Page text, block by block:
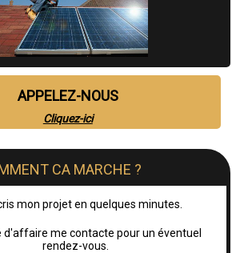
APPELEZ-NOUS
Cliquez-ici
CA MARCHE ?
mon projet en quelques minutes.
d'affaire me contacte pour un éventuel
rendez-vous.